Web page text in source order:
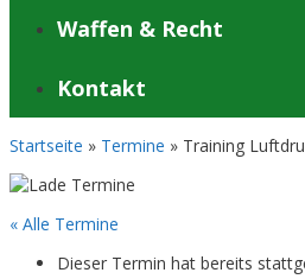
Waffen & Recht
Kontakt
Startseite » Termine » Training
« Alle Termine
Dieser Termin hat bereits